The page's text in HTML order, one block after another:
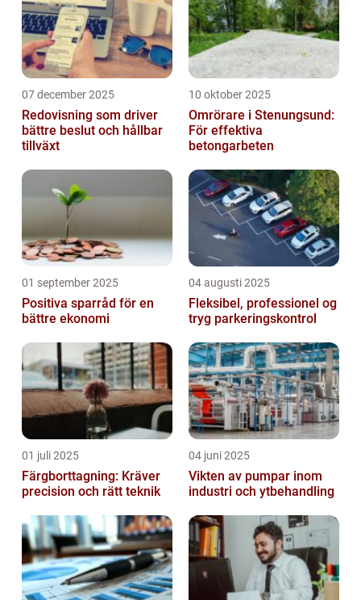
07 december 2025
Redovisning som driver
bättre beslut och hållbar
tillväxt
10 oktober 2025
Omrörare i Stenungsund:
För effektiva
betongarbeten
01 september 2025
Positiva sparråd för en
bättre ekonomi
04 augusti 2025
Fleksibel, professionel og
tryg parkeringskontrol
01 juli 2025
Färgborttagning: Kräver
precision och rätt teknik
04 juni 2025
Vikten av pumpar inom
industri och ytbehandling